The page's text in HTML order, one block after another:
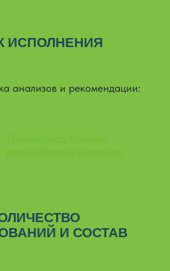
анализов и рекомендации:
ИСПОЛНЕНИЯ
И СОСТАВ